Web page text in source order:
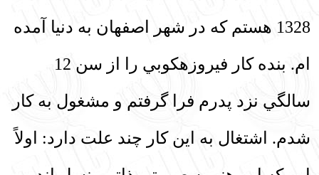
1328 هستم كه در شهر اصفهان به دنيا آمده
‏ام. بنده كار فيروزه‏كوبي را از سن 12
سالگي نزد پدرم فرا گرفتم و مشغول به كار
شدم. اشتغال به اين كار چند علت دارد: اولاً